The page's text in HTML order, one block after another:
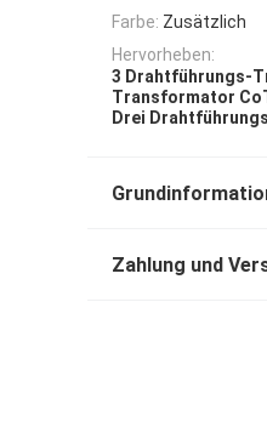
Farbe: Zusätzlich
Hervorheben:
3 Drahtführungs-
Transformator
Drei
Zahlung und